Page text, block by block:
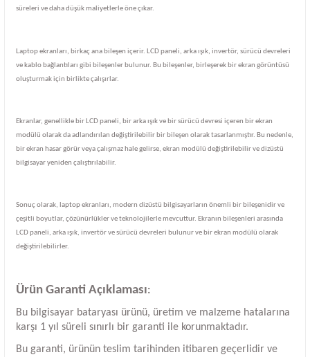
süreleri ve daha düşük maliyetlerle öne çıkar.
Laptop ekranları, birkaç ana bileşen içerir. LCD paneli, arka ışık, invertör, sürücü devreleri
ve kablo bağlantıları gibi bileşenler bulunur. Bu bileşenler, birleşerek bir ekran görüntüsü
oluşturmak için birlikte çalışırlar.
Ekranlar, genellikle bir LCD paneli, bir arka ışık ve bir sürücü devresi içeren bir ekran
modülü olarak da adlandırılan değiştirilebilir bir bileşen olarak tasarlanmıştır. Bu nedenle,
bir ekran hasar görür veya çalışmaz hale gelirse, ekran modülü değiştirilebilir ve dizüstü
bilgisayar yeniden çalıştırılabilir.
Sonuç olarak, laptop ekranları, modern dizüstü bilgisayarların önemli bir bileşenidir ve
çeşitli boyutlar, çözünürlükler ve teknolojilerle mevcuttur. Ekranın bileşenleri arasında
LCD paneli, arka ışık, invertör ve sürücü devreleri bulunur ve bir ekran modülü olarak
değiştirilebilirler.
Ürün Garanti Açıklaması:
Bu bilgisayar bataryası ürünü, üretim ve malzeme hatalarına
karşı 1 yıl süreli sınırlı bir garanti ile korunmaktadır.
Bu garanti, ürünün teslim tarihinden itibaren geçerlidir ve